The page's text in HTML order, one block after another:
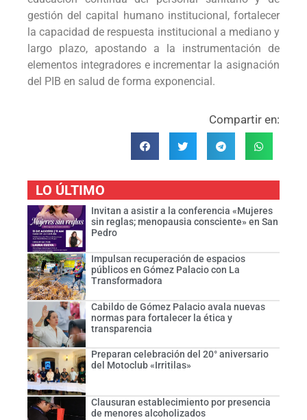
gestión del capital humano institucional, fortalecer
la capacidad de respuesta institucional a mediano y
largo plazo, apostando a la instrumentación de
elementos integradores e incrementar la asignación
del PIB en salud de forma exponencial.
Compartir en:
LO ÚLTIMO
Invitan a asistir a la conferencia «Mujeres
sin reglas; menopausia consciente» en San
Pedro
Impulsan recuperación de espacios
públicos en Gómez Palacio con La
Transformadora
Cabildo de Gómez Palacio avala nuevas
normas para fortalecer la ética y
transparencia
Preparan celebración del 20° aniversario
del Motoclub «Irritilas»
Clausuran establecimiento por presencia
de menores alcoholizados